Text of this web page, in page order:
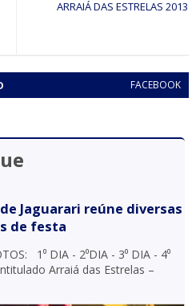
ARRAIÁ DAS ESTRELAS 2013
FACEBOOK
Jaguarari reúne diversas
de festa
1⁰ DIA - 2⁰DIA - 3⁰ DIA - 4⁰
Arraiá das Estrelas –